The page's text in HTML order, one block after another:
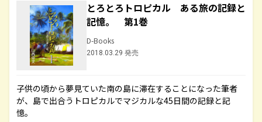
とろとろトロピカル ある旅の記録と
記憶。 第1巻
D-Books
2018.03.29 発売
子供の頃から夢見ていた南の島に滞在することになった筆者
が、島で出合うトロピカルでマジカルな45日間の記録と記
憶。